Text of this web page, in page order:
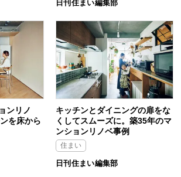
日刊住まい編集部
ンリノ
を床から
キッチンとダイニングの扉をな
くしてスムーズに。築35年のマ
ンションリノベ事例
住まい
日刊住まい編集部